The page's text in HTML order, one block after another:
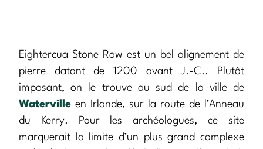
Eightercua Stone Row est un bel alignement de
pierre datant de 1200 avant J.-C.. Plutôt
imposant, on le trouve au sud de la ville de
Waterville en Irlande, sur la route de l’Anneau
du Kerry. Pour les archéologues, ce site
marquerait la limite d’un plus grand complexe